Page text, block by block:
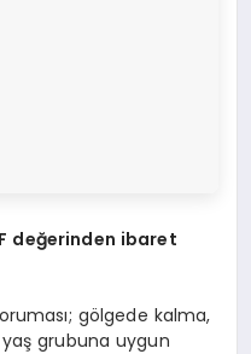
değerinden ibaret
gölgede kalma,
yaş grubuna uygun